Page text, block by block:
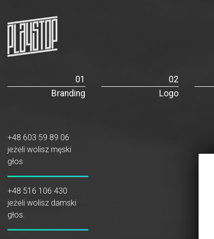
Branding Logo
+48 603 59 89 06
jeżeli wolisz męski
głos
+48 516 106 430
jeżeli wolisz damski
głos.